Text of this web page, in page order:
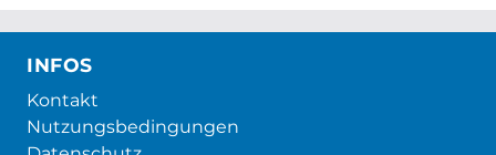
INFOS
Kontakt
Nutzungsbedingungen